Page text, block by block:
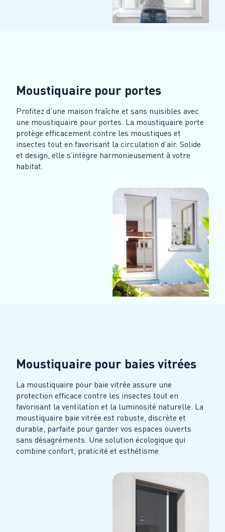
Moustiquaire pour portes
Profitez d’une maison fraîche et sans nuisibles avec
une moustiquaire pour portes. La moustiquaire porte
protège efficacement contre les moustiques et
insectes tout en favorisant la circulation d’air. Solide
et design, elle s’intègre harmonieusement à votre
habitat.
Moustiquaire pour baies vitrées
La moustiquaire pour baie vitrée assure une
protection efficace contre les insectes tout en
favorisant la ventilation et la luminosité naturelle. La
moustiquaire baie vitrée est robuste, discrète et
durable, parfaite pour garder vos espaces ouverts
sans désagréments. Une solution écologique qui
combine confort, praticité et esthétisme.